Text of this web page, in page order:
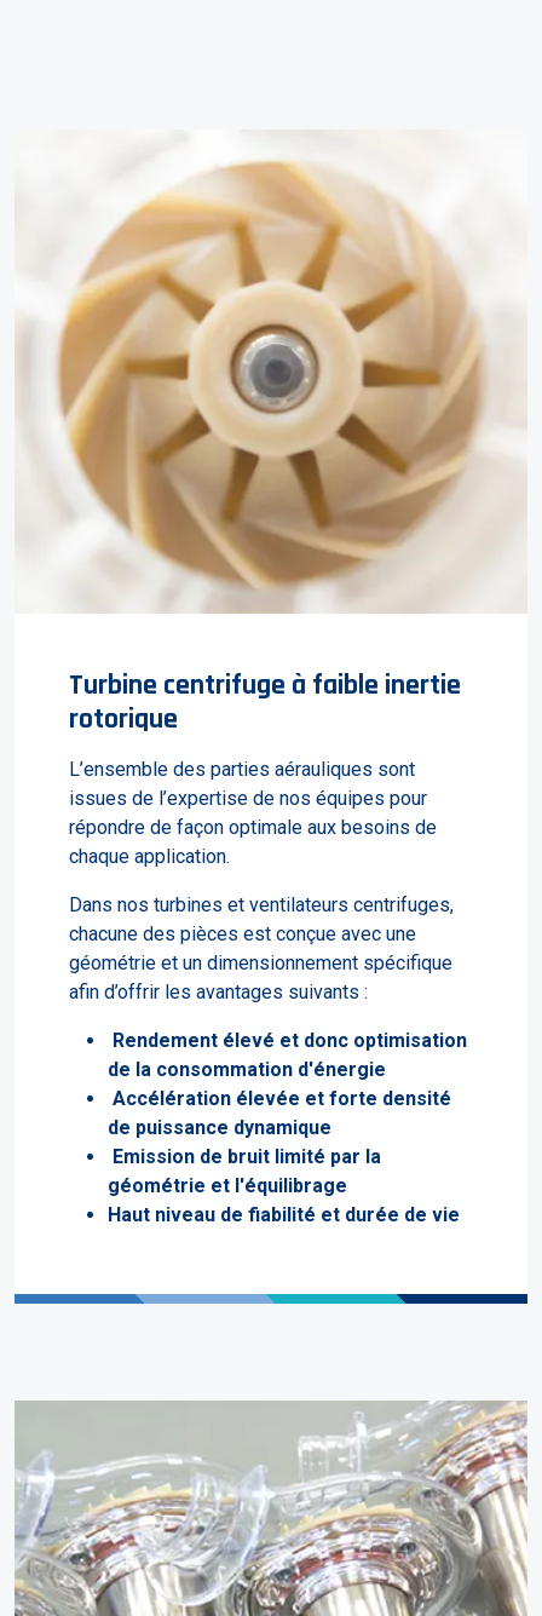
Turbine centrifuge à faible inertie
rotorique
L’ensemble des parties aérauliques sont
issues de l’expertise de nos équipes pour
répondre de façon optimale aux besoins de
chaque application.
Dans nos turbines et ventilateurs centrifuges,
chacune des pièces est conçue avec une
géométrie et un dimensionnement spécifique
afin d’offrir les avantages suivants :
Rendement élevé et donc optimisation
de la consommation d'énergie
Accélération élevée et forte densité
de puissance dynamique
Emission de bruit limité par la
géométrie et l'équilibrage
Haut niveau de fiabilité et durée de vie